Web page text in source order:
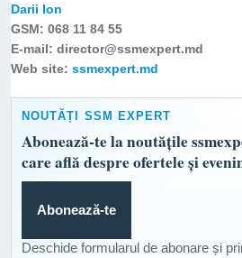
Darii Ion
GSM: 068 11 84 55
E-mail: director@ssmexpert.md
Web site: ssmexpert.md
NOUTĂȚI SSM EXPERT
Abonează-te la noutățile
care află despre ofertele și
Abonează-te
Deschide formularul de abonare și